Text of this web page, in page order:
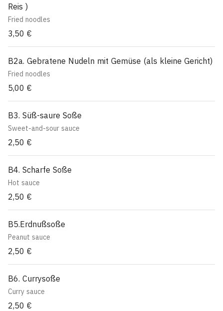
Reis )
Fried noodles
3,50 €
B2a. Gebratene Nudeln mit Gemüse (als kleine Gericht)
Fried noodles
5,00 €
B3. Süß-saure Soße
Sweet-and-sour sauce
2,50 €
B4. Scharfe Soße
Hot sauce
2,50 €
B5.Erdnußsoße
Peanut sauce
2,50 €
B6. Currysoße
Curry sauce
2,50 €